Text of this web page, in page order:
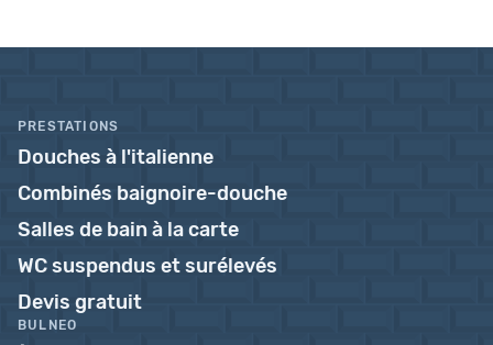
PRESTATIONS
Douches à l'italienne
Combinés baignoire-douche
Salles de bain à la carte
WC suspendus et surélevés
Devis gratuit
BULNEO